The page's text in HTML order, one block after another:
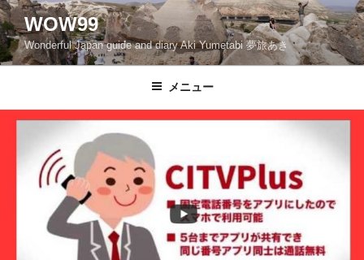
コ
ン
テ
ン
へ
WOW99
Wonderful Japan guide and diary Aki Yumetabi 夢旅あき
メニュー